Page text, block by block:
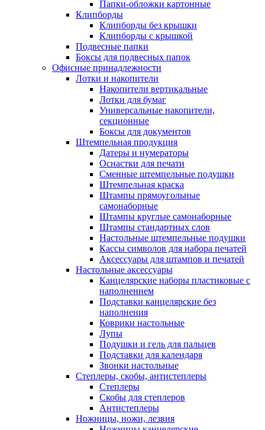
Папки-обложки картонные
Клипборды
Клипборды без крышки
Клипборды с крышкой
Подвесные папки
Боксы для подвесных папок
Офисные принадлежности
Лотки и накопители
Накопители вертикальные
Лотки для бумаг
Универсальные накопители,
секционные
Боксы для документов
Штемпельная продукция
Датеры и нумераторы
Оснастки для печати
Сменные штемпельные подушки
Штемпельная краска
Штампы прямоугольные
самонаборные
Штампы круглые самонаборные
Штампы стандартных слов
Настольные штемпельные подушки
Кассы символов для набора печатей
Аксессуары для штампов и печатей
Настольные аксессуары
Канцелярские наборы пластиковые с
наполнением
Подставки канцелярские без
наполнения
Коврики настольные
Лупы
Подушки и гель для пальцев
Подставки для календаря
Звонки настольные
Степлеры, скобы, антистеплеры
Степлеры
Скобы для степлеров
Антистеплеры
Ножницы, ножи, лезвия